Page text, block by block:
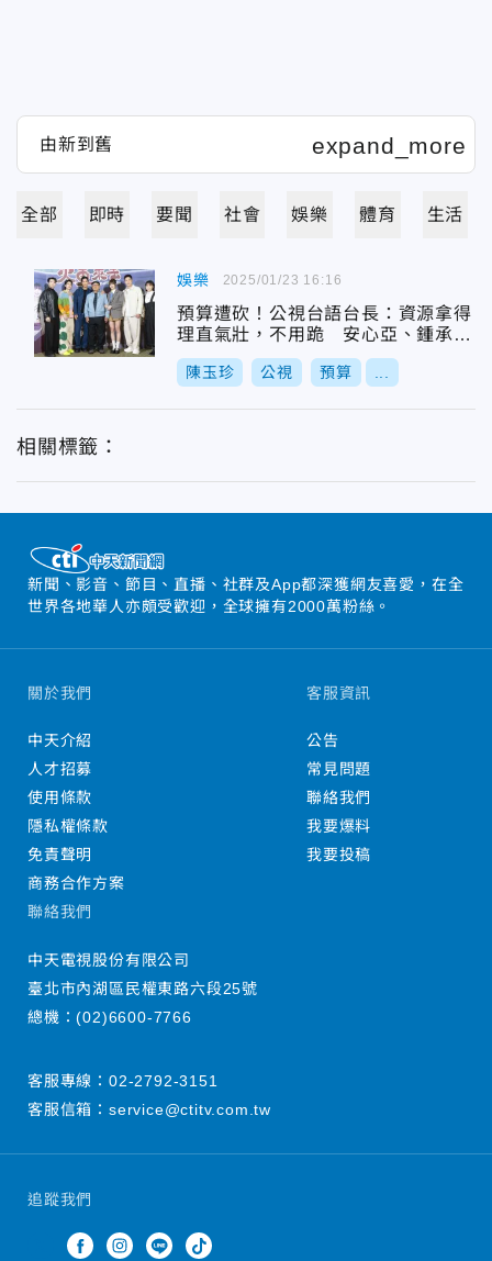
全部 即時 要聞 社會 娛樂 體育 生活
娛樂
預算遭砍！公視台語台長：資源拿得
理直氣壯，不用跪 安心亞、鍾承翰
也力挺
陳玉珍 公視 預算
2025/01/23 16:16
相關標籤：
新聞、影音、節目、直播、社群及App都深獲網友喜愛，在全
世界各地華人亦頗受歡迎，全球擁有2000萬粉絲。
追蹤我們
關於我們
中天介紹
人才招募
使用條款
隱私權條款
免責聲明
商務合作方案
客服資訊
公告
常見問題
聯絡我們
我要爆料
我要投稿
聯絡我們
中天電視股份有限公司
臺北市內湖區民權東路六段25號
總機：(02)6600-7766
客服專線： 02-2792-3151
客服信箱： service@ctitv.com.tw